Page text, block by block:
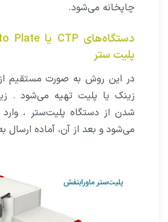
چاپخانه می‌شود.
پلیت ستر
در این روش به صورت مستقیم
زینک یا پلیت تهیه می‌شود .
شدن از دستگاه پلیت‌ستر ،
می‌شود و بعد از آن، آماده ارسال